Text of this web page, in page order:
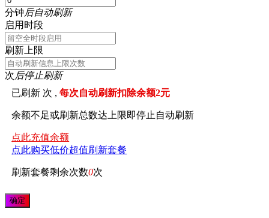
分钟后自动刷新
启用时段
刷新上限
次后停止刷新
已刷新 次 ,每次自动刷新扣除余额2元
余额不足或刷新总数达上限即停止自动刷新
点此充值余额
点此购买低价超值刷新套餐
刷新套餐剩余次数0次